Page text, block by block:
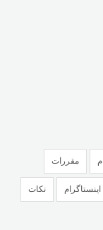
مقررات
اینستاگرام نکات